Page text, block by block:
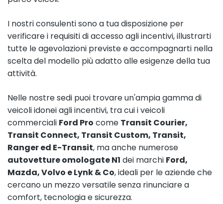
I nostri consulenti sono a tua disposizione per
verificare i requisiti di accesso agli incentivi, illustrarti
tutte le agevolazioni previste e accompagnarti nella
scelta del modello più adatto alle esigenze della tua
attività.
Nelle nostre sedi puoi trovare un'ampia gamma di
veicoli idonei agli incentivi, tra cui i veicoli
commerciali Ford Pro come Transit Courier,
Transit Connect, Transit Custom, Transit,
Ranger ed E-Transit, ma anche numerose
autovetture omologate N1 dei marchi Ford,
Mazda, Volvo e Lynk & Co, ideali per le aziende che
cercano un mezzo versatile senza rinunciare a
comfort, tecnologia e sicurezza.